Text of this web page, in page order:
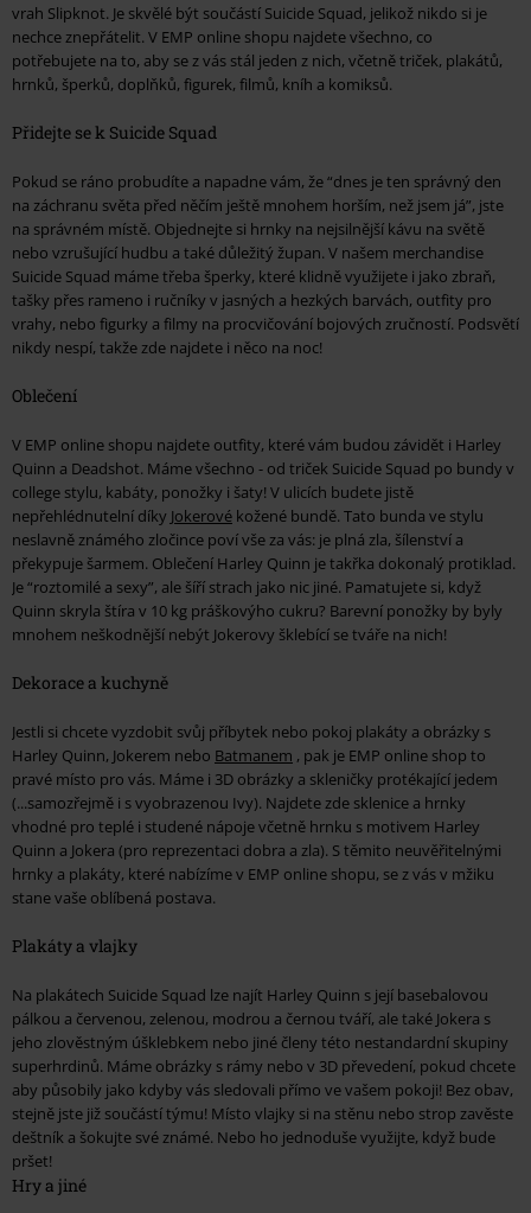
vrah Slipknot. Je skvělé být součástí Suicide Squad, jelikož nikdo si je
nechce znepřátelit. V EMP online shopu najdete všechno, co
potřebujete na to, aby se z vás stál jeden z nich, včetně triček, plakátů,
hrnků, šperků, doplňků, figurek, filmů, kníh a komiksů.
Přidejte se k Suicide Squad
Pokud se ráno probudíte a napadne vám, že “dnes je ten správný den
na záchranu světa před něčím ještě mnohem horším, než jsem já”, jste
na správném místě. Objednejte si hrnky na nejsilnější kávu na světě
nebo vzrušující hudbu a také důležitý župan. V našem merchandise
Suicide Squad máme třeba šperky, které klidně využijete i jako zbraň,
tašky přes rameno i ručníky v jasných a hezkých barvách, outfity pro
vrahy, nebo figurky a filmy na procvičování bojových zručností. Podsvětí
nikdy nespí, takže zde najdete i něco na noc!
Oblečení
V EMP online shopu najdete outfity, které vám budou závidět i Harley
Quinn a Deadshot. Máme všechno - od triček Suicide Squad po bundy v
college stylu, kabáty, ponožky i šaty! V ulicích budete jistě
nepřehlédnutelní díky Jokerové kožené bundě. Tato bunda ve stylu
neslavně známého zločince poví vše za vás: je plná zla, šílenství a
překypuje šarmem. Oblečení Harley Quinn je takřka dokonalý protiklad.
Je “roztomilé a sexy”, ale šíří strach jako nic jiné. Pamatujete si, když
Quinn skryla štíra v 10 kg práškovýho cukru? Barevní ponožky by byly
mnohem neškodnější nebýt Jokerovy šklebící se tváře na nich!
Dekorace a kuchyně
Jestli si chcete vyzdobit svůj příbytek nebo pokoj plakáty a obrázky s
Harley Quinn, Jokerem nebo Batmanem , pak je EMP online shop to
pravé místo pro vás. Máme i 3D obrázky a skleničky protékající jedem
(...samozřejmě i s vyobrazenou Ivy). Najdete zde sklenice a hrnky
vhodné pro teplé i studené nápoje včetně hrnku s motivem Harley
Quinn a Jokera (pro reprezentaci dobra a zla). S těmito neuvěřitelnými
hrnky a plakáty, které nabízíme v EMP online shopu, se z vás v mžiku
stane vaše oblíbená postava.
Plakáty a vlajky
Na plakátech Suicide Squad lze najít Harley Quinn s její basebalovou
pálkou a červenou, zelenou, modrou a černou tváří, ale také Jokera s
jeho zlověstným úšklebkem nebo jiné členy této nestandardní skupiny
superhrdinů. Máme obrázky s rámy nebo v 3D převedení, pokud chcete
aby působily jako kdyby vás sledovali přímo ve vašem pokoji! Bez obav,
stejně jste již součástí týmu! Místo vlajky si na stěnu nebo strop zavěste
deštník a šokujte své známé. Nebo ho jednoduše využijte, když bude
pršet!
Hry a jiné